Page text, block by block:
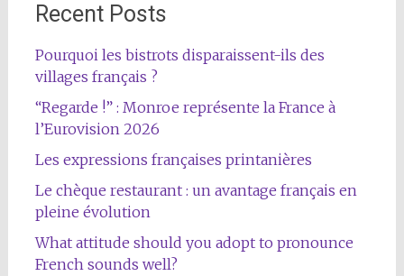
Recent Posts
Pourquoi les bistrots disparaissent-ils des
villages français ?
“Regarde !” : Monroe représente la France à
l’Eurovision 2026
Les expressions françaises printanières
Le chèque restaurant : un avantage français en
pleine évolution
What attitude should you adopt to pronounce
French sounds well?